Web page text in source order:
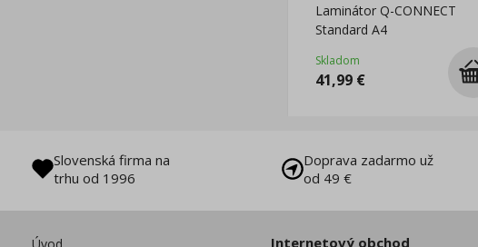
Laminátor Q-CONNECT
Standard A4
Skladom
41,99 €
Slovenská firma na
trhu od 1996
Doprava zadarmo už
od 49 €
Úvod Internetový obchod